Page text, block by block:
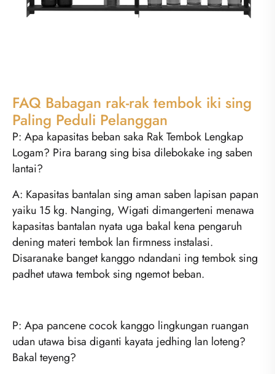
FAQ Babagan rak-rak tembok iki sing
Paling Peduli Pelanggan
P: Apa kapasitas beban saka Rak Tembok Lengkap
Logam? Pira barang sing bisa dilebokake ing saben
lantai?
A: Kapasitas bantalan sing aman saben lapisan papan
yaiku 15 kg. Nanging, Wigati dimangerteni menawa
kapasitas bantalan nyata uga bakal kena pengaruh
dening materi tembok lan firmness instalasi.
Disaranake banget kanggo ndandani ing tembok sing
padhet utawa tembok sing ngemot beban.
P: Apa pancene cocok kanggo lingkungan ruangan
udan utawa bisa diganti kayata jedhing lan loteng?
Bakal teyeng?